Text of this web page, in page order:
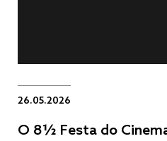
26.05.2026
O 8½ Festa do